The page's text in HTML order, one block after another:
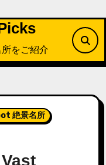
をご紹介
絶景名所